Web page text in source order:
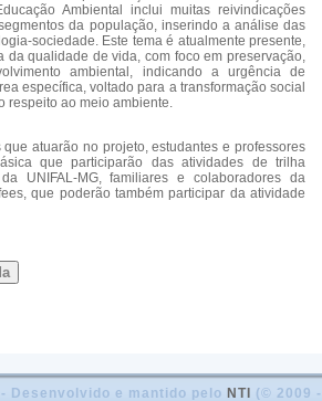
Ambiental inclui muitas reivindicações
da população, inserindo a análise das
sociedade. Este tema é atualmente presente,
da qualidade de vida, com foco em preservação,
ambiental, indicando a urgência de
específica, voltado para a transformação social
respeito ao meio ambiente.
atuarão no projeto, estudantes e professores
que participarão das atividades de trilha
UNIFAL-MG, familiares e colaboradores da
que poderão também participar da atividade
Desenvolvido e mantido pelo NTI (© 2009 -